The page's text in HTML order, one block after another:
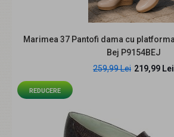
naturala croco lacuita Inaltime
REDUCERE
Marimea 37 Pantofi dama cu
Bej P9154BEJ
259,99 Lei 219,99 Lei
REDUCERE